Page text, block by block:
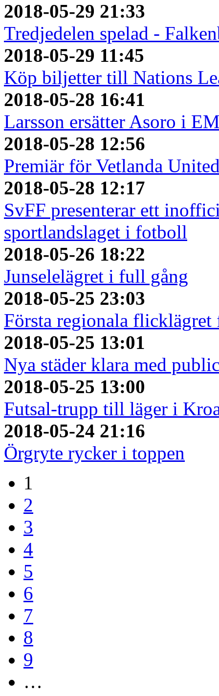
2018-05-29 21:33
Tredjedelen spelad -
2018-05-29 11:45
Köp biljetter till Nations
2018-05-28 16:41
Larsson ersätter Asoro i
2018-05-28 12:56
Premiär för Vetlanda
2018-05-28 12:17
SvFF presenterar ett
sportlandslaget i fotboll
2018-05-26 18:22
Junselelägret i full gång
2018-05-25 23:03
Första regionala
2018-05-25 13:01
Nya städer klara med
2018-05-25 13:00
Futsal-trupp till läger i
2018-05-24 21:16
Örgryte rycker i toppen
1
2
3
4
5
6
7
8
9
…